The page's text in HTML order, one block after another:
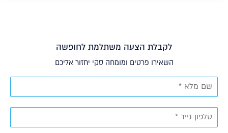
לקבלת הצעה משתלמת לחופשה
השאירו פרטים ומומחה סקי יחזור אליכם